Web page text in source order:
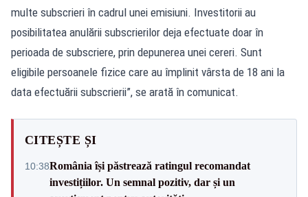
multe subscrieri în cadrul unei emisiuni. Investitorii au
posibilitatea anulării subscrierilor deja efectuate doar în
perioada de subscriere, prin depunerea unei cereri. Sunt
eligibile persoanele fizice care au împlinit vârsta de 18 ani la
data efectuării subscrierii”, se arată în comunicat.
CITEȘTE ȘI
10:38România își păstrează ratingul recomandat
investițiilor. Un semnal pozitiv, dar și un